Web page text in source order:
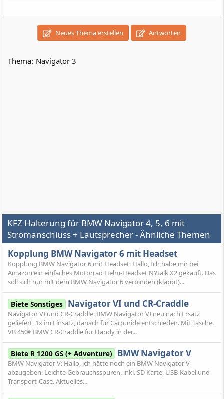
Neues Thema erstellen Antworten
Thema: Navigator 3
KFZ Halterung für BMW Navigator 4, 5, 6 mit
Stromanschluss + Lautsprecher - Ähnliche Themen
Kopplung BMW Navigator 6 mit Headset
Kopplung BMW Navigator 6 mit Headset: Hallo, Ich habe mir bei
Amazon ein einfaches Motorrad Helm-Headset NYtalk X2 gekauft. Das
soll sich nur mit dem BMW Navigator 6 verbinden (klappt)...
Biete Sonstiges Navigator VI und CR-Craddle
Navigator VI und CR-Craddle: BMW Navigator VI neu nach Ersatz
geliefert, 1x im Einsatz, danach für Carpuride entschieden. Mit Tasche.
VB 450€ BMW CR-Craddle für Handy in der...
Biete R 1200 GS (+ Adventure) BMW Navigator V
BMW Navigator V: Hallo, ich hätte noch ein BMW Navigator V
abzugeben. Leichte Gebrauchsspuren, inkl. SD Karte, USB-Kabel und
Transport-Case. Aktuelles...